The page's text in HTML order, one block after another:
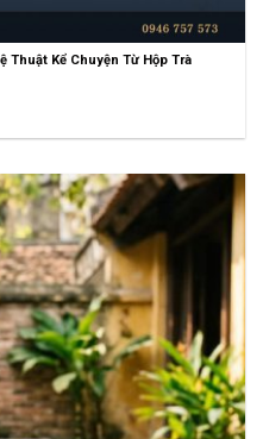
Thuật Kể Chuyện Từ Hộp Trà